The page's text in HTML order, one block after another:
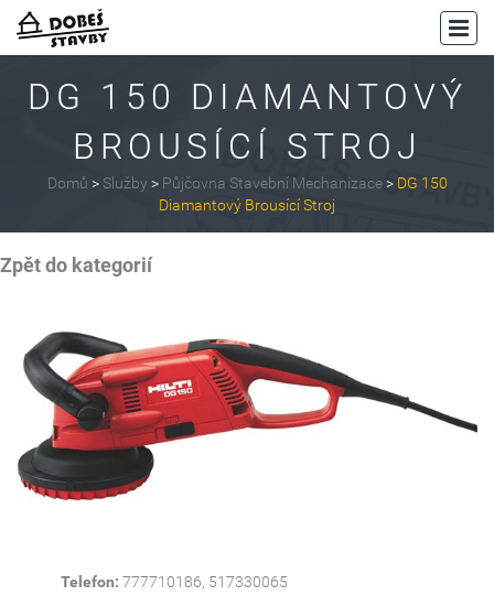
DG 150 DIAMANTOVÝ
BROUSÍCÍ STROJ
Domů >Služby > Půjčovna Stavební Mechanizace> DG 150
Diamantový Brousící Stroj
Zpět do kategorií
Telefon: 777710186, 517330065